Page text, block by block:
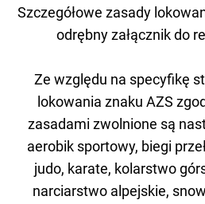
Szczegółowe zasady
odrębny załącznik do
Ze względu na specyfikę
lokowania znaku AZS
zasadami zwolnione są
aerobik sportowy, biegi
judo, karate, kolarstwo
narciarstwo alpejskie,